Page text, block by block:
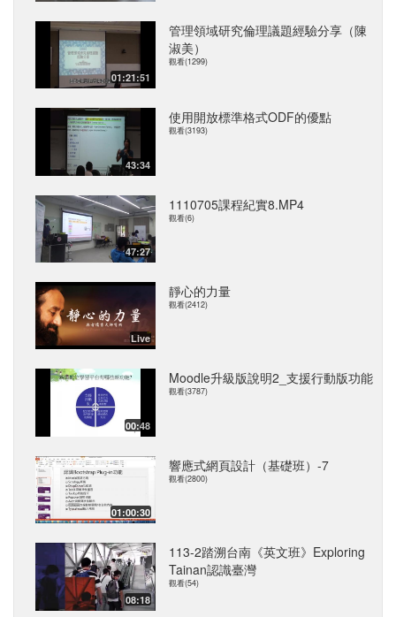
01:21:51
管理領域研究倫理議題經驗分享（陳
淑美）
觀看(1299)
43:34
使用開放標準格式ODF的優點
觀看(3193)
47:27
1110705課程紀實8.MP4
觀看(6)
Live
靜心的力量
觀看(2412)
00:48
Moodle升級版說明2_支援行動版功能
觀看(3787)
01:00:30
響應式網頁設計（基礎班）-7
觀看(2800)
08:18
113-2踏溯台南《英文班》Exploring
Tainan認識臺灣
觀看(54)